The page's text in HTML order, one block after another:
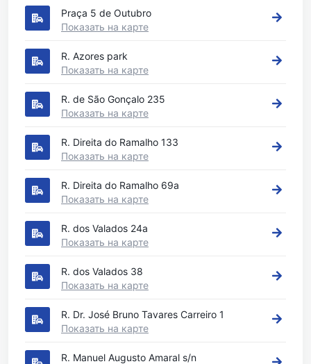
Praça 5 de Outubro
Показать на карте
R. Azores park
Показать на карте
R. de São Gonçalo 235
Показать на карте
R. Direita do Ramalho 133
Показать на карте
R. Direita do Ramalho 69a
Показать на карте
R. dos Valados 24a
Показать на карте
R. dos Valados 38
Показать на карте
R. Dr. José Bruno Tavares Carreiro 1
Показать на карте
R. Manuel Augusto Amaral s/n